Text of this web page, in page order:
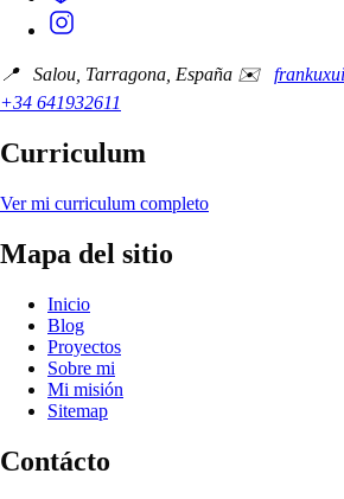
📍 Salou, Tarragona, España ✉️
+34 641932611
Curriculum
Ver mi curriculum completo
Mapa del sitio
Inicio
Blog
Proyectos
Sobre mi
Mi misión
Sitemap
Contácto